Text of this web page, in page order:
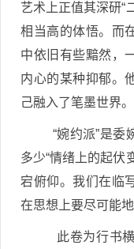
艺术上正值其深研“
相当高的体悟。而
中依旧有些黯然，
内心的某种抑郁。
己融入了笔墨世界。
“婉约派”是委
多少“情绪上的起伏
宕俯仰。我们在临
在思想上要尽可能
此卷为行书